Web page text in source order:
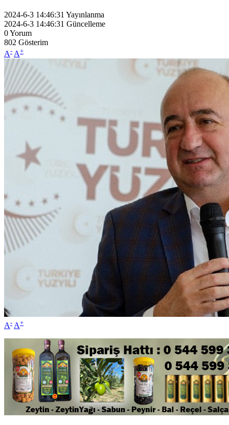
2024-6-3 14:46:31 Yayınlanma
2024-6-3 14:46:31 Güncelleme
0Yorum
802 Gösterim
A- A+
A- A+